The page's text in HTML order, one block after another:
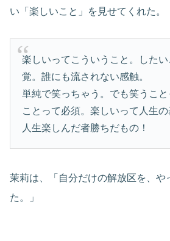
い「楽しいこと」を見せてくれた。
楽しいってこういうこと。した
覚。誰にも流されない感触。
単純で笑っちゃう。でも笑うこ
ことって必須。楽しいって人生の
人生楽しんだ者勝ちだもの！
茉莉は、「自分だけの解放区を、や
た。」